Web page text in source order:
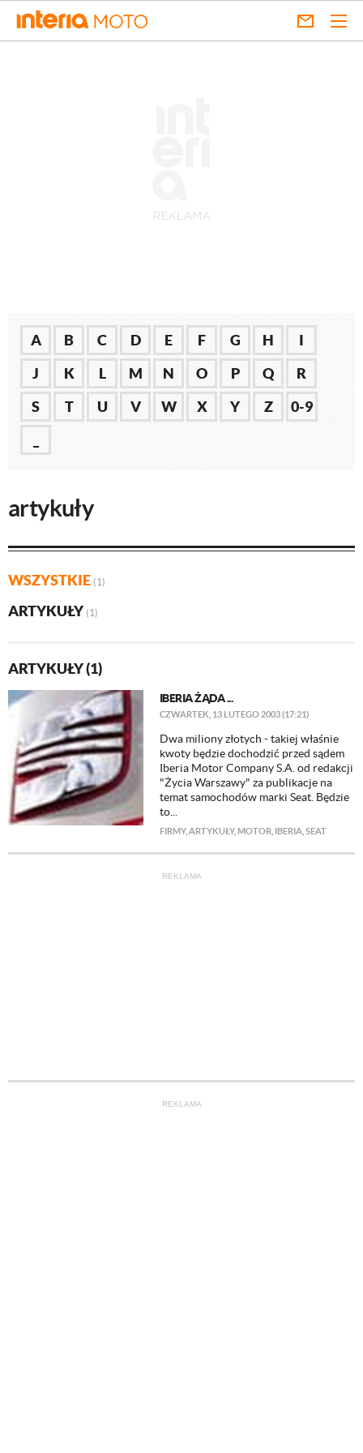
A B C D E F G H
I
J
K L M N O P Q
R
S
T U V W X Y Z
0-9
artykuły
WSZYSTKIE (1)
ARTYKUŁY (1)
ARTYKUŁY (1)
IBERIA ŻĄDA ...
CZWARTEK, 13 LUTEGO 2003 (17:21)
Dwa miliony złotych - takiej właśnie
kwoty będzie dochodzić przed sądem
Iberia Motor Company S.A. od redakcji
"Życia Warszawy" za publikacje na
temat samochodów marki Seat. Będzie
to...
FIRMY, ARTYKUŁY, MOTOR, IBERIA SEAT
REKLAMA
REKLAMA